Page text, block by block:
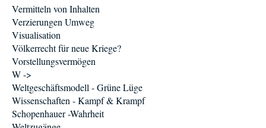
Vermitteln von Inhalten
Verzierungen Umweg
Visualisation
Völkerrecht für neue Kriege?
Vorstellungsvermögen
W ->
Weltgeschäftsmodell - Grüne Lüge
Wissenschaften - Kampf & Krampf
Schopenhauer -Wahrheit